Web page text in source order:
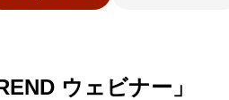
ウェビナー」